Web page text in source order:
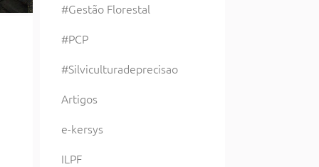
#Gestão Florestal
#PCP
#Silviculturadeprecisao
Artigos
e-kersys
ILPF